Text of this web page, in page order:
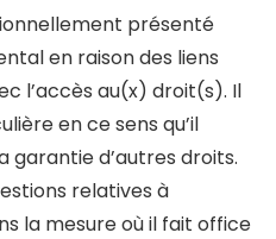
présenté
en raison des liens
l’accès au(x) droit(s). Il
en ce sens qu’il
d’autres droits.
relatives à
la mesure où il fait office